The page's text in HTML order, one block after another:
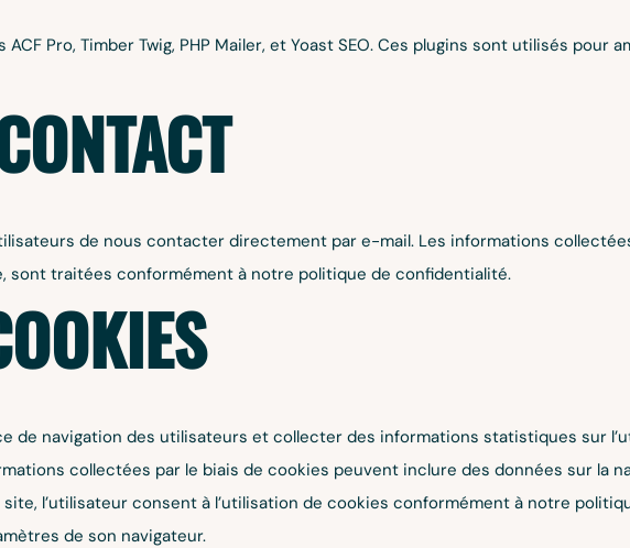
Pro, Timber Twig, PHP Mailer, et Yoast SEO. Ces plugins sont utilisés pour
de nous contacter directement par e-mail. Les informations
sont traitées conformément à notre politique de confidentialité.
de navigation des utilisateurs et collecter des informations statistiques sur
collectées par le biais de cookies peuvent inclure des données sur la
l’utilisateur consent à l’utilisation de cookies conformément à notre
de son navigateur.